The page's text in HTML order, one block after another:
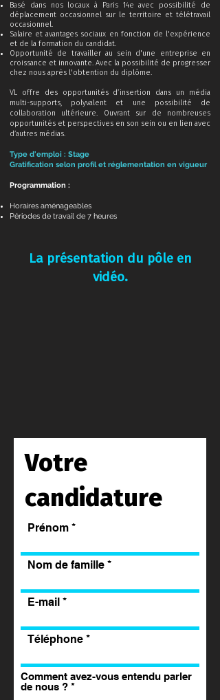
Basé dans nos locaux à Paris 14e avec possibilité de
déplacement occasionnel sur le territoire et télétravail
occasionnel.
Salaire et avantages sociaux en fonction de l'expérience
et de la formation du candidat.
Opportunité de travailler au sein d'une entreprise en
croissance et innovante. Avec la possibilité de progresser
chez nous après l'obtention du diplôme.
VL offre des opportunités d’insertion dans un média
multi-supports, polyvalent et une possibilité de
collaboration ultérieure. Ouvrant sur de nombreuses
opportunités et perspectives en son sein ou en lien avec
d’autres médias.
Type d'emploi : Stage
Gratification selon profil et réglementation en vigueur
Programmation :
Horaires aménageables
Périodes de travail de 7 heures
La présentation du pôle en
vidéo.
Votre
candidature
Prénom
Nom de famille
E-mail
Téléphone
Comment avez-vous entendu parler
de nous ? *O